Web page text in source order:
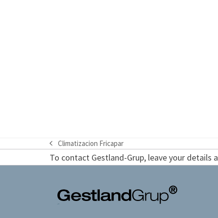
previous
post:
Climatizacion Fricapar
To contact Gestland-Grup, leave your details